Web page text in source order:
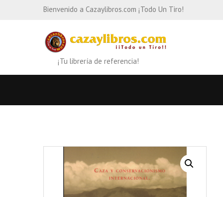
Bienvenido a Cazaylibros.com ¡Todo Un Tiro!
¡Tu librería de referencia!